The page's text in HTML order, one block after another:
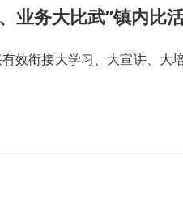
业务大比武”镇内比
效衔接大学习、大宣讲、大